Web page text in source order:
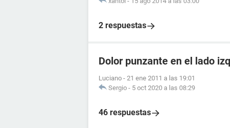
2 respuestas
Dolor punzante en el lado
Luciano - 21 ene 2011 a las 19:01
Sergio - 5 oct 2020 a las 08:29
46 respuestas